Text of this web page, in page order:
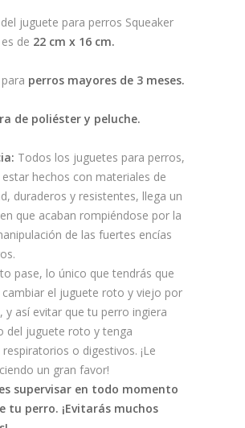
juguete para perros Squeaker
de 22 cm x 16 cm.
perros mayores de 3 meses.
de poliéster y peluche.
Todos los juguetes para perros,
hechos con materiales de
duraderos y resistentes, llega un
que acaban rompiéndose por la
de las fuertes encías
pase, lo único que tendrás que
cambiar el juguete roto y viejo por
y así evitar que tu perro ingiera
del juguete roto y tenga
o digestivos. ¡Le
un gran favor!
supervisar en todo momento
tu perro. ¡Evitarás muchos